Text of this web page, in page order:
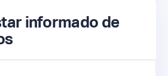
informado de